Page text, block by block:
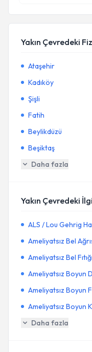
Yakın Çevredeki
Ataşehir
Kadıköy
Şişli
Fatih
Beylikdüzü
Beşiktaş
Daha fazla
Yakın Çevredeki
ALS / Lou Gehrig
Ameliyatsız Bel
Ameliyatsız Bel
Ameliyatsız Boyun
Ameliyatsız Boyun
Ameliyatsız Boyun
Daha fazla